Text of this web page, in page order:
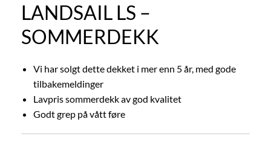
LANDSAIL LS –
SOMMERDEKK
Vi har solgt dette dekket i mer enn 5 år, med gode
tilbakemeldinger
Lavpris sommerdekk av god kvalitet
Godt grep på vått føre